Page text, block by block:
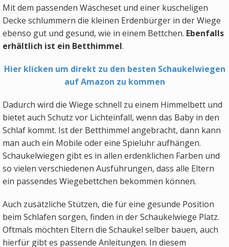
Mit dem passenden Wäscheset und einer kuscheligen
Decke schlummern die kleinen Erdenbürger in der Wiege
ebenso gut und gesund, wie in einem Bettchen. Ebenfalls
erhältlich ist ein Betthimmel.
Hier klicken um direkt zu den besten Schaukelwiegen
auf Amazon zu kommen
Dadurch wird die Wiege schnell zu einem Himmelbett und
bietet auch Schutz vor Lichteinfall, wenn das Baby in den
Schlaf kommt. Ist der Betthimmel angebracht, dann kann
man auch ein Mobile oder eine Spieluhr aufhängen.
Schaukelwiegen gibt es in allen erdenklichen Farben und
so vielen verschiedenen Ausführungen, dass alle Eltern
ein passendes Wiegebettchen bekommen können.
Auch zusätzliche Stützen, die für eine gesunde Position
beim Schlafen sorgen, finden in der Schaukelwiege Platz.
Oftmals möchten Eltern die Schaukel selber bauen, auch
hierfür gibt es passende Anleitungen. In diesem